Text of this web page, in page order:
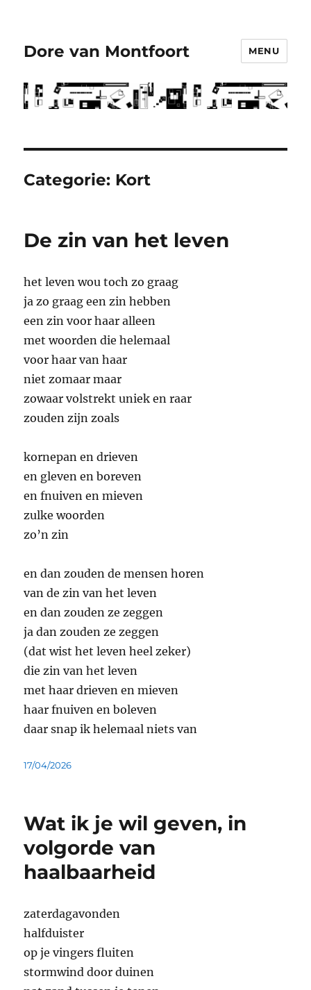
Dore van Montfoort MENU
Categorie: Kort
De zin van het leven
het leven wou toch zo graag
ja zo graag een zin hebben
een zin voor haar alleen
met woorden die helemaal
voor haar van haar
niet zomaar maar
zowaar volstrekt uniek en raar
zouden zijn zoals
kornepan en drieven
en gleven en boreven
en fnuiven en mieven
zulke woorden
zo’n zin
en dan zouden de mensen horen
van de zin van het leven
en dan zouden ze zeggen
ja dan zouden ze zeggen
(dat wist het leven heel zeker)
die zin van het leven
met haar drieven en mieven
haar fnuiven en boleven
daar snap ik helemaal niets van
Geplaatst
17/04/2026
Wat ik je wil geven, in
volgorde van
haalbaarheid
zaterdagavonden
halfduister
op je vingers fluiten
stormwind door duinen